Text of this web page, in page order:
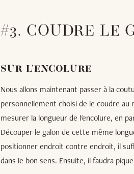
#3. COUDRE LE
SUR L'ENCOLURE
Nous allons maintenant passer à la
personnellement choisi de le coudre au
mesurer la longueur de l'encolure, en
Découper le galon de cette même
positionner endroit contre endroit, il
dans le bon sens. Ensuite, il faudra